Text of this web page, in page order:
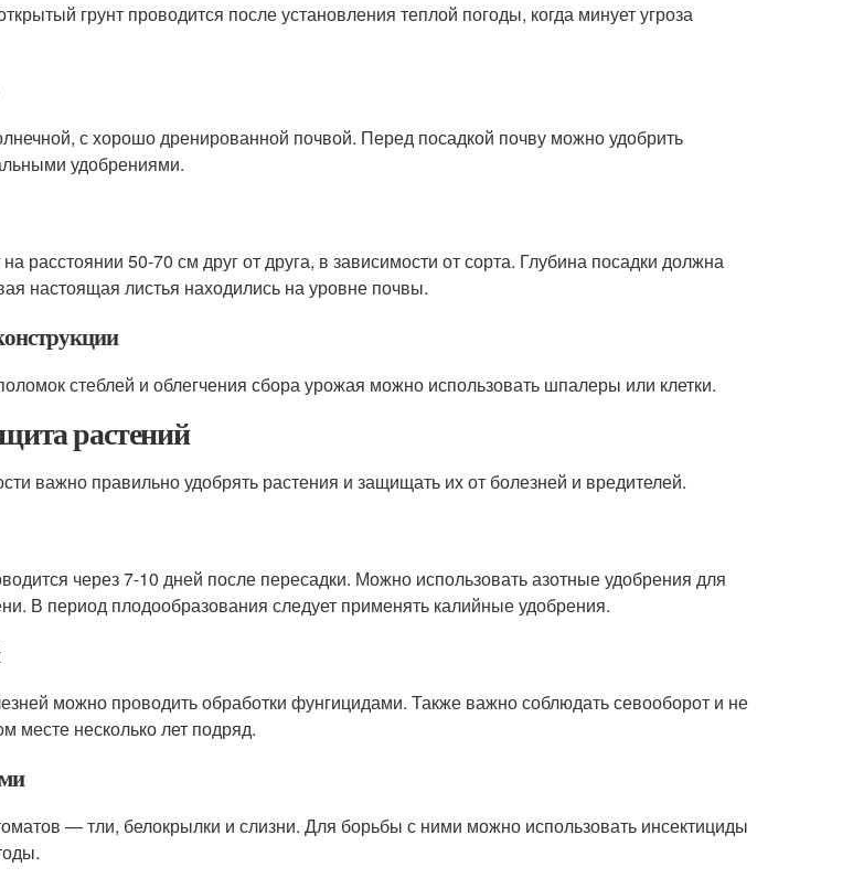
грунт проводится после установления теплой погоды, когда минует угроза
с хорошо дренированной почвой. Перед посадкой почву можно удобрить
удобрениями.
расстоянии 50-70 см друг от друга, в зависимости от сорта. Глубина посадки должна
настоящая листья находились на уровне почвы.
стеблей и облегчения сбора урожая можно использовать шпалеры или клетки.
растений
важно правильно удобрять растения и защищать их от болезней и вредителей.
через 7-10 дней после пересадки. Можно использовать азотные удобрения для
В период плодообразования следует применять калийные удобрения.
можно проводить обработки фунгицидами. Также важно соблюдать севооборот и не
месте несколько лет подряд.
— тли, белокрылки и слизни. Для борьбы с ними можно использовать инсектициды